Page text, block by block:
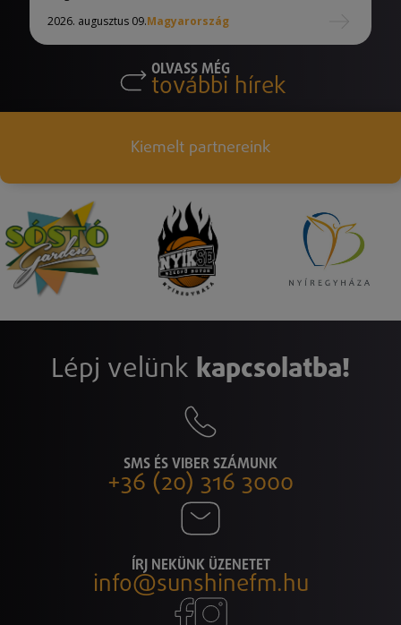
2026. augusztus 09.Magyarország
OLVASS MÉG
további hírek
Kiemelt partnereink
Lépj velünk kapcsolatba!
SMS ÉS VIBER SZÁMUNK
+36 (20) 316 3000
ÍRJ NEKÜNK ÜZENETET
info@sunshinefm.hu